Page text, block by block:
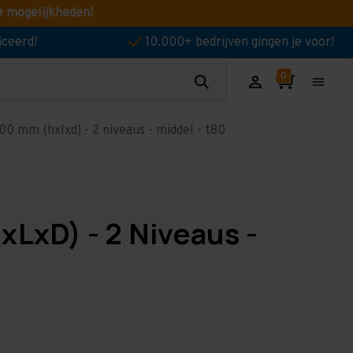
mogelijkheden!
10.000+ bedrijven gingen je voor!
mm (hxlxd) - 2 niveaus - middel - t80
- 2 Niveaus -